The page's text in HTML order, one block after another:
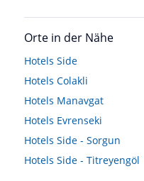
Orte in der Nähe
Hotels Side
Hotels Colakli
Hotels Manavgat
Hotels Evrenseki
Hotels Side - Sorgun
Hotels Side - Titreyengöl